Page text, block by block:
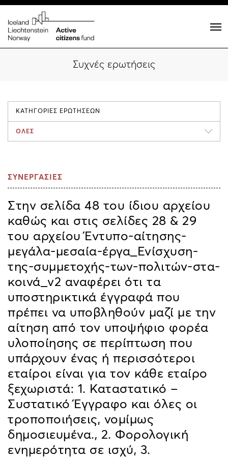
Συχνές ερωτήσεις
ΚΑΤΗΓΟΡΙΕΣ ΕΡΩΤΗΣΕΩΝ
ΟΛΕΣ
ΣΥΝΕΡΓΑΣΙΕΣ
Στην σελίδα 48 του ίδιου αρχείου
καθώς και στις σελίδες 28 & 29
του αρχείου Έντυπο-αίτησης-
μεγάλα-μεσαία-έργα_Ενίσχυση-
της-συμμετοχής-των-πολιτών-στα-
κοινά_v2 αναφέρει ότι τα
υποστηρικτικά έγγραφά που
πρέπει να υποβληθούν μαζί με την
αίτηση από τον υποψήφιο φορέα
υλοποίησης σε περίπτωση που
υπάρχουν ένας ή περισσότεροι
εταίροι είναι για τον κάθε εταίρο
ξεχωριστά: 1. Καταστατικό –
Συστατικό Έγγραφο και όλες οι
τροποποιήσεις, νομίμως
δημοσιευμένα., 2. Φορολογική
ενημερότητα σε ισχύ, 3.